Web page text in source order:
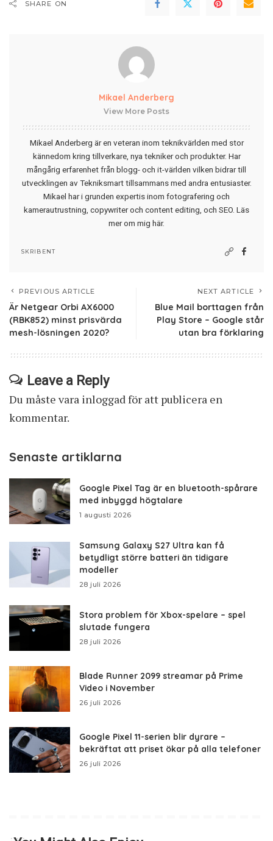
SHARE ON
Mikael Anderberg
View More Posts
Mikael Anderberg är en veteran inom teknikvärlden med stor
kännedom kring tillverkare, nya tekniker och produkter. Har
mångårig erfarenhet från blogg- och it-världen vilken bidrar till
utvecklingen av Tekniksmart tillsammans med andra entusiaster.
Mikael har i grunden expertis inom fotografering och
kamerautrustning, copywriter och content editing, och SEO. Läs
mer om mig här.
SKRIBENT
PREVIOUS ARTICLE
Är Netgear Orbi AX6000
(RBK852) minst prisvärda
mesh-lösningen 2020?
NEXT ARTICLE
Blue Mail borttagen från
Play Store – Google står
utan bra förklaring
Leave a Reply
Du måste vara inloggadför att publicera en
kommentar.
Senaste artiklarna
Google Pixel Tag är en bluetooth-spårare
med inbyggd högtalare
1 augusti 2026
Samsung Galaxy S27 Ultra kan få
betydligt större batteri än tidigare
modeller
28 juli 2026
Stora problem för Xbox-spelare – spel
slutade fungera
28 juli 2026
Blade Runner 2099 streamar på Prime
Video i November
26 juli 2026
Google Pixel 11-serien blir dyrare –
bekräftat att priset ökar på alla telefoner
26 juli 2026